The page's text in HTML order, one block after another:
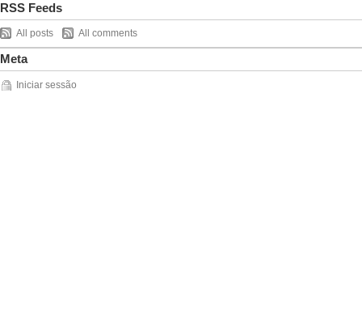
RSS Feeds
All posts All comments
Meta
Iniciar sessão